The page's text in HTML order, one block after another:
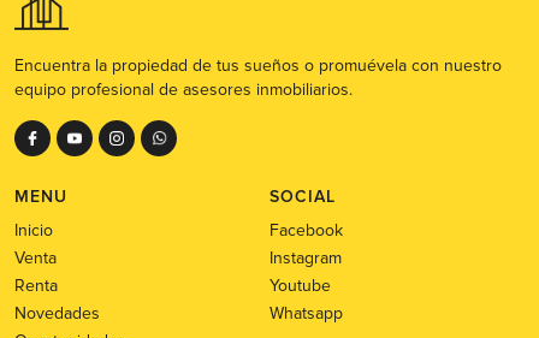
Encuentra la propiedad de tus sueños o promuévela con nuestro
equipo profesional de asesores inmobiliarios.
MENU
Inicio
Venta
Renta
Novedades
SOCIAL
Facebook
Instagram
Youtube
Whatsapp